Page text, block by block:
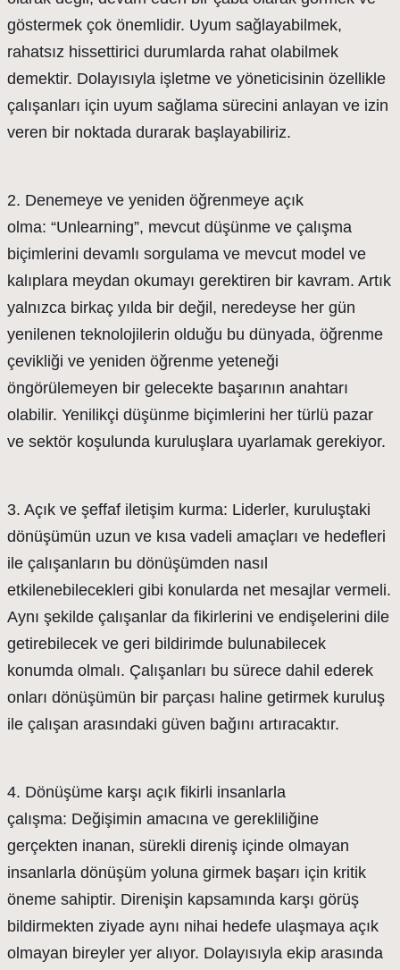
göstermek çok önemlidir. Uyum sağlayabilmek,
rahatsız hissettirici durumlarda rahat olabilmek
demektir. Dolayısıyla işletme ve yöneticisinin özellikle
çalışanları için uyum sağlama sürecini anlayan ve izin
veren bir noktada durarak başlayabiliriz.
2. Denemeye ve yeniden öğrenmeye açık
olma: “Unlearning”, mevcut düşünme ve çalışma
biçimlerini devamlı sorgulama ve mevcut model ve
kalıplara meydan okumayı gerektiren bir kavram. Artık
yalnızca birkaç yılda bir değil, neredeyse her gün
yenilenen teknolojilerin olduğu bu dünyada, öğrenme
çevikliği ve yeniden öğrenme yeteneği
öngörülemeyen bir gelecekte başarının anahtarı
olabilir. Yenilikçi düşünme biçimlerini her türlü pazar
ve sektör koşulunda kuruluşlara uyarlamak gerekiyor.
3. Açık ve şeffaf iletişim kurma: Liderler, kuruluştaki
dönüşümün uzun ve kısa vadeli amaçları ve hedefleri
ile çalışanların bu dönüşümden nasıl
etkilenebilecekleri gibi konularda net mesajlar vermeli.
Aynı şekilde çalışanlar da fikirlerini ve endişelerini dile
getirebilecek ve geri bildirimde bulunabilecek
konumda olmalı. Çalışanları bu sürece dahil ederek
onları dönüşümün bir parçası haline getirmek kuruluş
ile çalışan arasındaki güven bağını artıracaktır.
4. Dönüşüme karşı açık fikirli insanlarla
çalışma: Değişimin amacına ve gerekliliğine
gerçekten inanan, sürekli direniş içinde olmayan
insanlarla dönüşüm yoluna girmek başarı için kritik
öneme sahiptir. Direnişin kapsamında karşı görüş
bildirmekten ziyade aynı nihai hedefe ulaşmaya açık
olmayan bireyler yer alıyor. Dolayısıyla ekip arasında